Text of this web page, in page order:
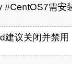
#CentOS7需安
建议关闭并禁用